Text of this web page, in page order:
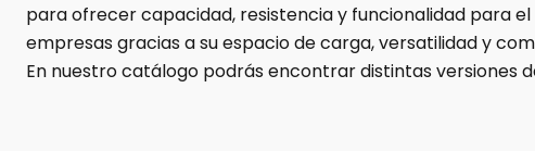
para ofrecer capacidad, resistencia y funcionalidad para
empresas gracias a su espacio de carga, versatilidad y
En nuestro catálogo podrás encontrar distintas versiones